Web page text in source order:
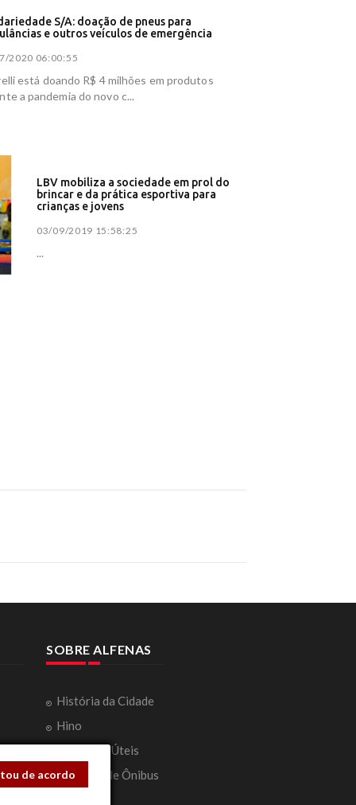
-
-
afeta o
entenda
Diário do
volte
com
Gazeta
carro;
S/A: doação de pneus para
e outros veículos de emergência
2020 06:00:55
está doando R$ 4 milhões em produtos
a pandemia do novo c...
LBV mobiliza a sociedade em prol do
brincar e da prática esportiva para
crianças e jovens
03/09/2019 15:58:25
...
de acordo
SOBRE ALFENAS
História da Cidade
Hino
Telefones Úteis
Horários de Ônibus